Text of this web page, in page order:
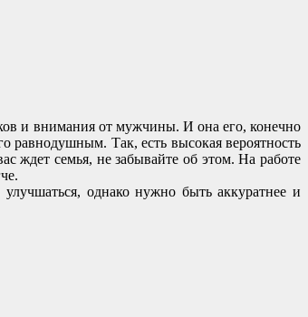
и внимания от мужчины. И она его, конечно
равнодушным. Так, есть высокая вероятность
ждет семья, не забывайте об этом. На работе
однако нужно быть аккуратнее и